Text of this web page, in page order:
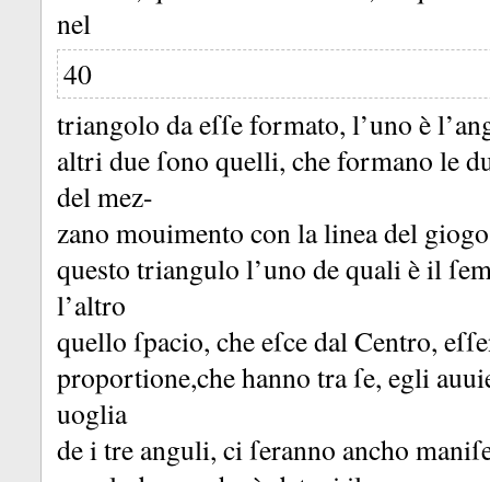
nel
40
triangolo da eſſe formato, l’uno è
altri due ſono quelli, che formano le
del mez-
zano mouimento con la linea del
questo triangulo l’uno de quali è il
l’altro
quello ſpacio, che eſce dal Centro,
proportione,che hanno tra ſe, egli
uoglia
de i tre anguli, ci ſeranno ancho